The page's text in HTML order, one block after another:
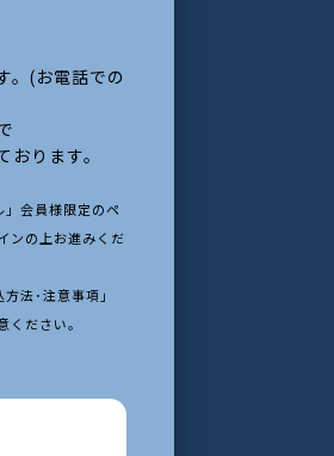
。(お電話での
ります。
会員様限定のペ
ンの上お進みくだ
法･注意事項」
ください。